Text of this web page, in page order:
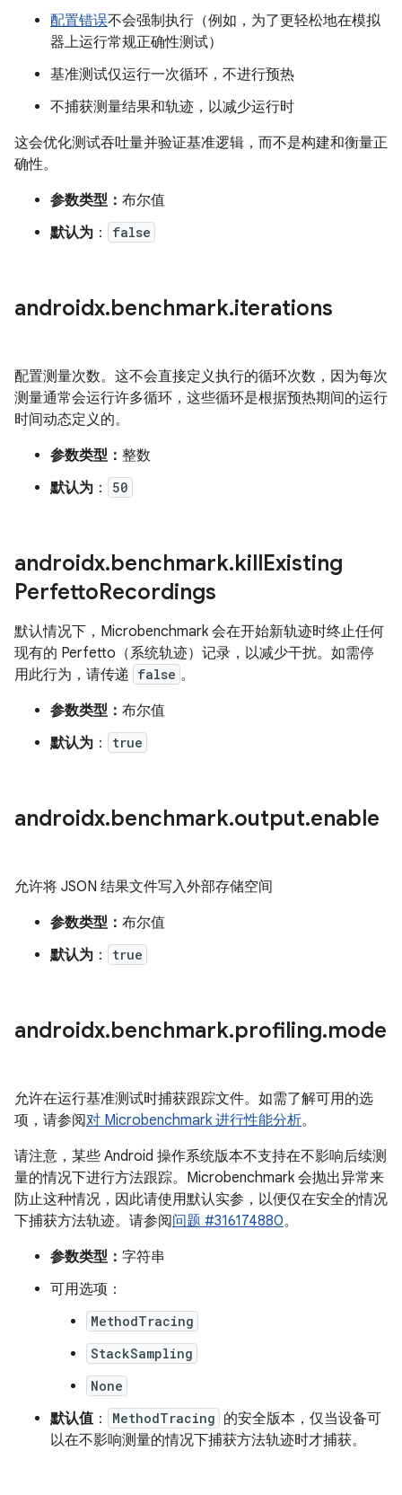
配置错误不会强制执行（例如，为了更轻松地在模拟
器上运行常规正确性测试）
基准测试仅运行一次循环，不进行预热
不捕获测量结果和轨迹，以减少运行时
这会优化测试吞吐量并验证基准逻辑，而不是构建和衡量正
确性。
参数类型： 布尔值
默认为 ： false
androidx.benchmark.iterations
配置测量次数。这不会直接定义执行的循环次数，因为每次
测量通常会运行许多循环，这些循环是根据预热期间的运行
时间动态定义的。
参数类型： 整数
默认为 ： 50
androidx.benchmark.killExisting
PerfettoRecordings
默认情况下，Microbenchmark 会在开始新轨迹时终止任何
现有的 Perfetto（系统轨迹）记录，以减少干扰。如需停
用此行为，请传递 false 。
参数类型： 布尔值
默认为 ： true
androidx.benchmark.output.enable
允许将 JSON 结果文件写入外部存储空间
参数类型： 布尔值
默认为 ： true
androidx.benchmark.profiling.mode
允许在运行基准测试时捕获跟踪文件。如需了解可用的选
项，请参阅对 Microbenchmark 进行性能分析。
请注意，某些 Android 操作系统版本不支持在不影响后续测
量的情况下进行方法跟踪。Microbenchmark 会抛出异常来
防止这种情况，因此请使用默认实参，以便仅在安全的情况
下捕获方法轨迹。请参阅问题 #316174880。
参数类型： 字符串
可用选项：
MethodTracing
StackSampling
None
默认值： MethodTracing 的安全版本，仅当设备可
以在不影响测量的情况下捕获方法轨迹时才捕获。